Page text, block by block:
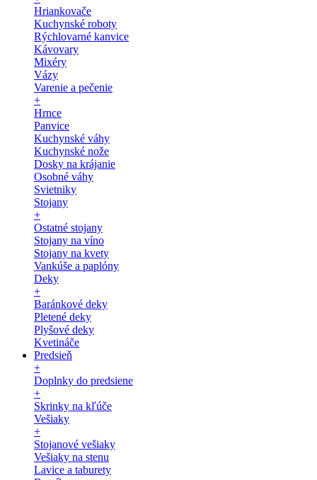
Hriankovače
Kuchynské roboty
Rýchlovarné kanvice
Kávovary
Mixéry
Vázy
Varenie a pečenie
+
Hrnce
Panvice
Kuchynské váhy
Kuchynské nože
Dosky na krájanie
Osobné váhy
Svietniky
Stojany
+
Ostatné stojany
Stojany na víno
Stojany na kvety
Vankúše a paplóny
Deky
+
Baránkové deky
Pletené deky
Plyšové deky
Kvetináče
Predsieň
+
Doplnky do predsiene
+
Skrinky na kľúče
Vešiaky
+
Stojanové vešiaky
Vešiaky na stenu
Lavice a taburety